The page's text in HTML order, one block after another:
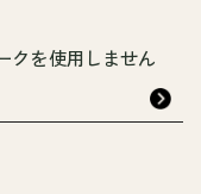
クを使用しません